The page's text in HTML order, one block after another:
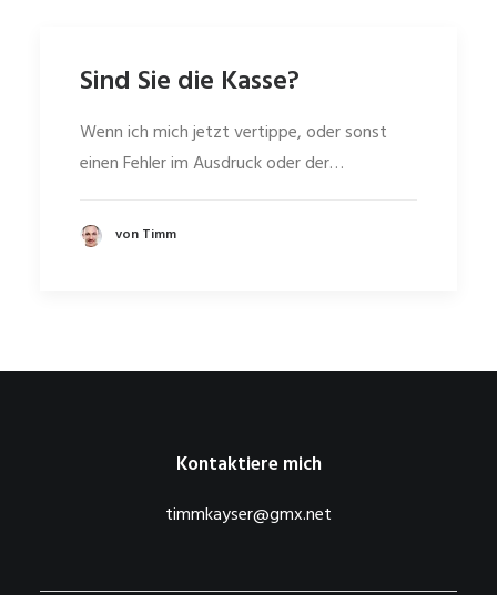
Sind Sie die Kasse?
Wenn ich mich jetzt vertippe, oder sonst
einen Fehler im Ausdruck oder der…
von Timm
Kontaktiere mich
timmkayser@gmx.net